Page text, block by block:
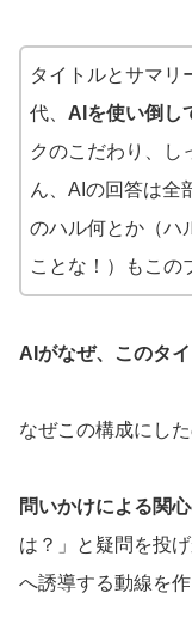
タイトルとサマリ
代、 AIを使い倒し
クのこだわり、し
ん、AIの回答は全
のハル何とか（ハ
ことな！）もこの
AIがなぜ、このタ
なぜこの構成にし
問いかけによる関
は？」と疑問を投
へ誘導する動線を作